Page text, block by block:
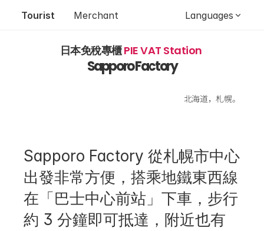
Tourist Merchant Languages
日本免稅專櫃 PIE VAT Station
Sapporo Factory
北海道，札幌。
Sapporo Factory 從札幌市中心
出發非常方便，搭乘地鐵東西線
在「巴士中心前站」下車，步行
約 3 分鐘即可抵達，附近也有